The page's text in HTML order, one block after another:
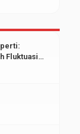
Fluktuasi